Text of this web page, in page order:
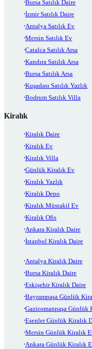
Bursa Satılık Daire
İzmir Satılık Daire
Antalya Satılık Ev
Mersin Satılık Ev
Çatalca Satılık Arsa
Kandıra Satılık Arsa
Bursa Satılık Arsa
Kuşadası Satılık Yazlık
Bodrum Satılık Villa
Kiralık
Kiralık Daire
Kiralık Ev
Kiralık Villa
Günlük Kiralık Ev
Kiralık Yazlık
Kiralık Depo
Kiralık Müstakil Ev
Kiralık Ofis
Ankara Kiralık Daire
İstanbul Kiralık Daire
Antalya Kiralık Daire
Bursa Kiralık Daire
Eskişehir Kiralık Daire
Bayrampaşa Günlük
Gaziosmanpaşa Günlük
Esenler Günlük Kiralık
Mersin Günlük Kiralık
Ankara Günlük Kiralık